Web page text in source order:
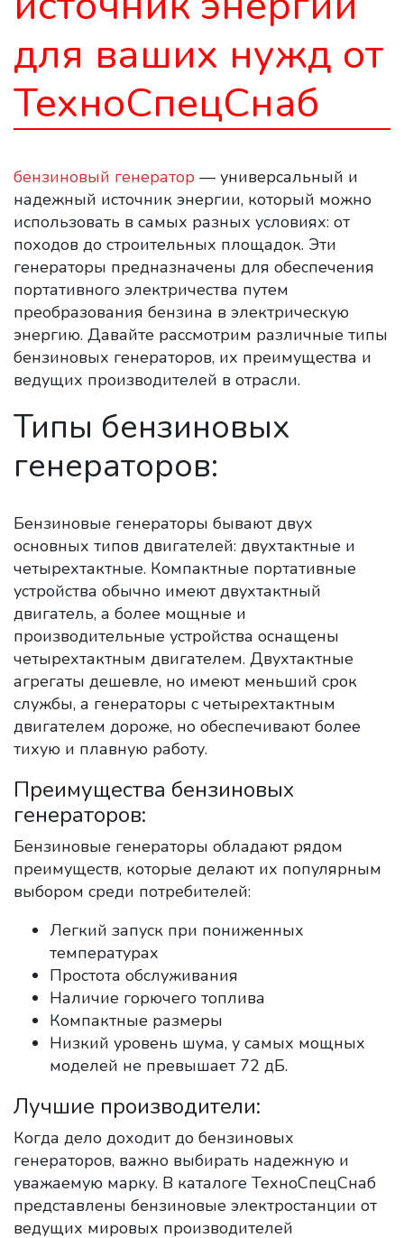
для ваших нужд от
ТехноСпецСнаб
бензиновый генератор — универсальный и
надежный источник энергии, который можно
использовать в самых разных условиях: от
походов до строительных площадок. Эти
генераторы предназначены для обеспечения
портативного электричества путем
преобразования бензина в электрическую
энергию. Давайте рассмотрим различные типы
бензиновых генераторов, их преимущества и
ведущих производителей в отрасли.
Типы бензиновых
генераторов:
Бензиновые генераторы бывают двух
основных типов двигателей: двухтактные и
четырехтактные. Компактные портативные
устройства обычно имеют двухтактный
двигатель, а более мощные и
производительные устройства оснащены
четырехтактным двигателем. Двухтактные
агрегаты дешевле, но имеют меньший срок
службы, а генераторы с четырехтактным
двигателем дороже, но обеспечивают более
тихую и плавную работу.
Преимущества бензиновых
генераторов:
Бензиновые генераторы обладают рядом
преимуществ, которые делают их популярным
выбором среди потребителей:
Легкий запуск при пониженных
температурах
Простота обслуживания
Наличие горючего топлива
Компактные размеры
Низкий уровень шума, у самых мощных
моделей не превышает 72 дБ.
Лучшие производители:
Когда дело доходит до бензиновых
генераторов, важно выбирать надежную и
уважаемую марку. В каталоге ТехноСпецСнаб
представлены бензиновые электростанции от
ведущих мировых производителей